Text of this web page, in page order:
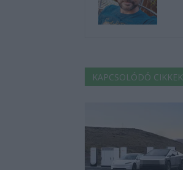
KAPCSOLÓDÓ CIKKEK